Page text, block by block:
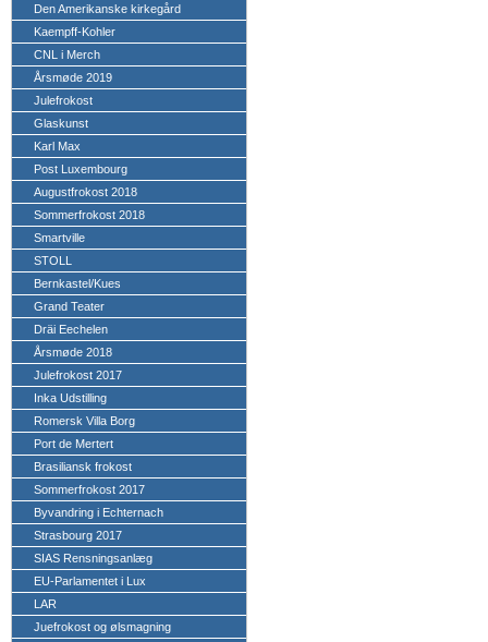
Den Amerikanske kirkegård
Kaempff-Kohler
CNL i Merch
Årsmøde 2019
Julefrokost
Glaskunst
Karl Max
Post Luxembourg
Augustfrokost 2018
Sommerfrokost 2018
Smartville
STOLL
Bernkastel/Kues
Grand Teater
Dräi Eechelen
Årsmøde 2018
Julefrokost 2017
Inka Udstilling
Romersk Villa Borg
Port de Mertert
Brasiliansk frokost
Sommerfrokost 2017
Byvandring i Echternach
Strasbourg 2017
SIAS Rensningsanlæg
EU-Parlamentet i Lux
LAR
Juefrokost og ølsmagning